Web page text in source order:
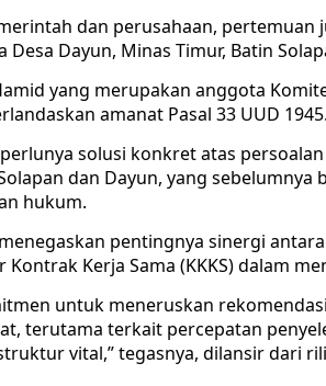
dan perusahaan,
Desa Dayun, Minas Timur, Batin
yang merupakan anggota
amanat Pasal 33 UUD 1945.
solusi konkret atas
dan Dayun, yang
hukum.
pentingnya sinergi
Kerja Sama (KKKS) dalam
untuk meneruskan
terutama terkait percepatan
vital,” tegasnya, dilansir dari